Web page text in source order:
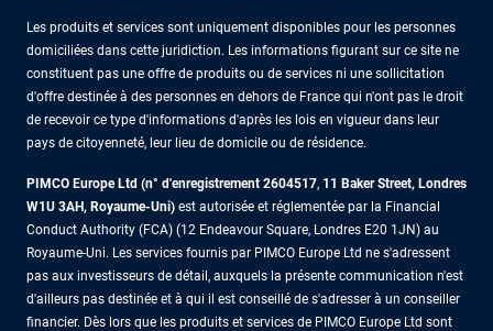
Les produits et services sont uniquement disponibles pour les personnes
domiciliées dans cette juridiction. Les informations figurant sur ce site ne
constituent pas une offre de produits ou de services ni une sollicitation
d'offre destinée à des personnes en dehors de France qui n'ont pas le droit
de recevoir ce type d'informations d'après les lois en vigueur dans leur
pays de citoyenneté, leur lieu de domicile ou de résidence.
PIMCO Europe Ltd (n° d'enregistrement 2604517, 11 Baker Street, Londres
W1U 3AH, Royaume-Uni) est autorisée et réglementée par la Financial
Conduct Authority (FCA) (12 Endeavour Square, Londres E20 1JN) au
Royaume-Uni. Les services fournis par PIMCO Europe Ltd ne s'adressent
pas aux investisseurs de détail, auxquels la présente communication n'est
d'ailleurs pas destinée et à qui il est conseillé de s'adresser à un conseiller
financier. Dès lors que les produits et services de PIMCO Europe Ltd sont